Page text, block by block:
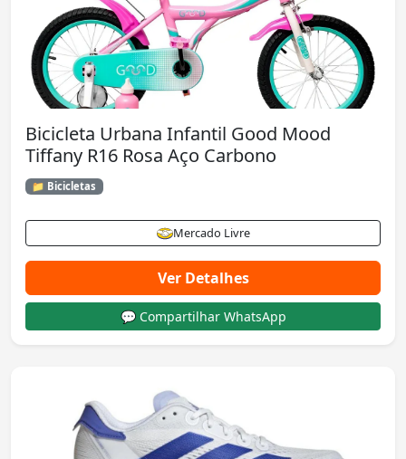
Bicicleta Urbana Infantil Good Mood
Tiffany R16 Rosa Aço Carbono
📁 Bicicletas
Mercado Livre
Ver Detalhes
💬 Compartilhar WhatsApp